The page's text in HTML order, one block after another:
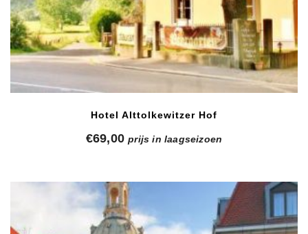
Hotel Alttolkewitzer Hof
€69,00 prijs in laagseizoen